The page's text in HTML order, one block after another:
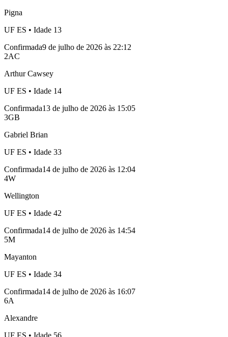
Pigna
UF ES • Idade 13
Confirmada9 de julho de 2026 às 22:12
2AC
Arthur Cawsey
UF ES • Idade 14
Confirmada13 de julho de 2026 às 15:05
3GB
Gabriel Brian
UF ES • Idade 33
Confirmada14 de julho de 2026 às 12:04
4W
Wellington
UF ES • Idade 42
Confirmada14 de julho de 2026 às 14:54
5M
Mayanton
UF ES • Idade 34
Confirmada14 de julho de 2026 às 16:07
6A
Alexandre
UF ES • Idade 56